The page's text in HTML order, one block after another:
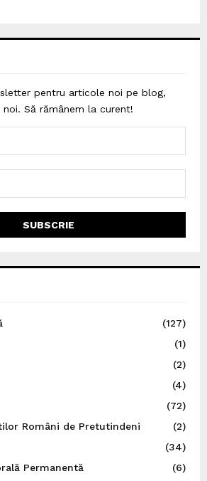
pentru articole noi pe blog,
Să rămânem la curent!
(127)
(1)
(2)
(4)
(72)
Români de Pretutindeni
(2)
(34)
Permanentă
(6)